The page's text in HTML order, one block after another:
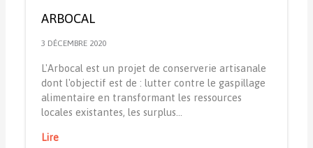
ARBOCAL
3 DÉCEMBRE 2020
L'Arbocal est un projet de conserverie artisanale
dont l'objectif est de : lutter contre le gaspillage
alimentaire en transformant les ressources
locales existantes, les surplus…
Lire